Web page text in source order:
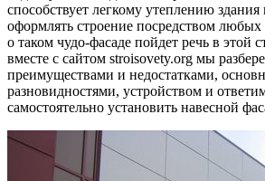
способствует легкому утеплению здания
оформлять строение посредством
о таком чудо-фасаде пойдет речь в этой
вместе с сайтом stroisovety.org мы
преимуществами и недостатками,
разновидностями, устройством и
самостоятельно установить навесной